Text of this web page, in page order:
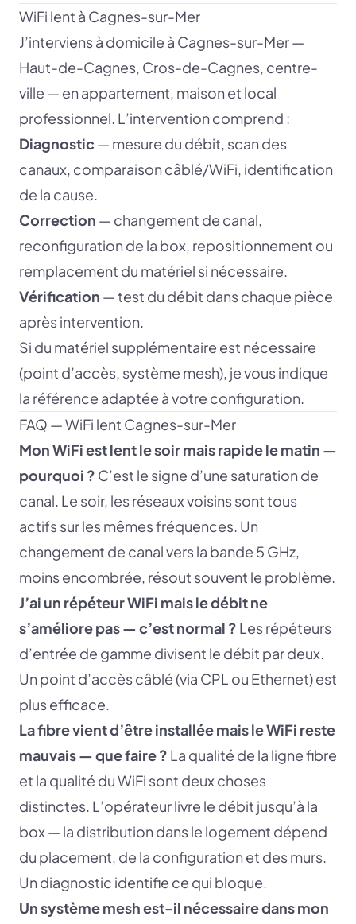
WiFi lent à Cagnes-sur-Mer
J’interviens à domicile à Cagnes-sur-Mer —
Haut-de-Cagnes, Cros-de-Cagnes, centre-
ville — en appartement, maison et local
professionnel. L’intervention comprend :
Diagnostic — mesure du débit, scan des
canaux, comparaison câblé/WiFi, identification
de la cause.
Correction — changement de canal,
reconfiguration de la box, repositionnement ou
remplacement du matériel si nécessaire.
Vérification — test du débit dans chaque pièce
après intervention.
Si du matériel supplémentaire est nécessaire
(point d’accès, système mesh), je vous indique
la référence adaptée à votre configuration.
FAQ — WiFi lent Cagnes-sur-Mer
Mon WiFi est lent le soir mais rapide le matin —
pourquoi ? C’est le signe d’une saturation de
canal. Le soir, les réseaux voisins sont tous
actifs sur les mêmes fréquences. Un
changement de canal vers la bande 5 GHz,
moins encombrée, résout souvent le problème.
J’ai un répéteur WiFi mais le débit ne
s’améliore pas — c’est normal ? Les répéteurs
d’entrée de gamme divisent le débit par deux.
Un point d’accès câblé (via CPL ou Ethernet) est
plus efficace.
La fibre vient d’être installée mais le WiFi reste
mauvais — que faire ? La qualité de la ligne fibre
et la qualité du WiFi sont deux choses
distinctes. L’opérateur livre le débit jusqu’à la
box — la distribution dans le logement dépend
du placement, de la configuration et des murs.
Un diagnostic identifie ce qui bloque.
Un système mesh est-il nécessaire dans mon